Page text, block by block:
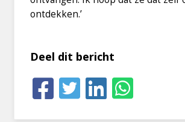
ontdekken.’
Deel dit bericht